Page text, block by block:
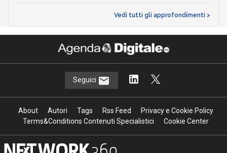
Vedi tutti gli approfondimenti >
Seguici
About Autori Tags Rss Feed
Privacy e Cookie Policy
Terms&Conditions Contenuti Specialistici
Cookie Center